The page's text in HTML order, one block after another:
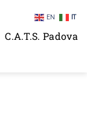
C.A.T.S. Padova
EN IT